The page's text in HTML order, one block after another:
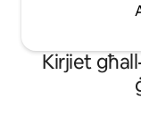
Kirjiet